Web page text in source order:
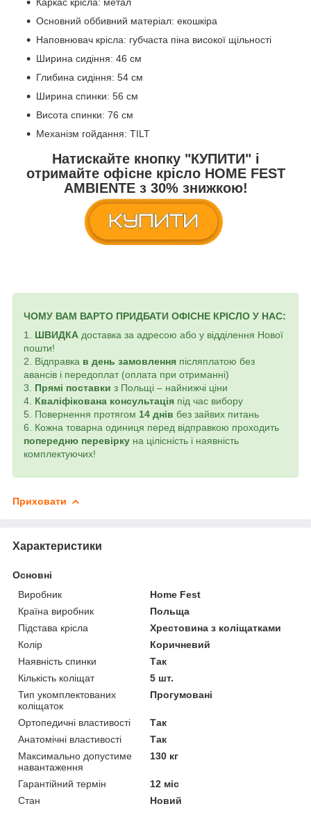
Основний оббивний матеріал: екошкіра
Наповнювач крісла: губчаста піна високої щільності
Ширина сидіння: 46 см
Глибина сидіння: 54 см
Ширина спинки: 56 см
Висота спинки: 76 см
Механізм гойдання: TILT
Натискайте кнопку "КУПИТИ" і
отримайте офісне крісло HOME FEST
AMBIENTE з 30% знижкою!
ЧОМУ ВАМ ВАРТО ПРИДБАТИ ОФІСНЕ КРІСЛО У НАС:
1. ШВИДКА доставка за адресою або у відділення Нової
пошти!
2. Відправка в день замовлення післяплатою без
авансів і передоплат (оплата при отриманні)
3. Прямі поставки з Польщі – найнижчі ціни
4. Кваліфікована консультація під час вибору
5. Повернення протягом 14 днів без зайвих питань
6. Кожна товарна одиниця перед відправкою проходить
попередню перевірку на цілісність і наявність
комплектуючих!
Приховати
Характеристики
Основні
Виробник
Home Fest
Країна виробник
Польща
Підстава крісла
Хрестовина з коліщатками
Колір
Коричневий
Наявність спинки
Так
Кількість коліщат
5 шт.
Тип укомплектованих
коліщаток
Прогумовані
Ортопедичні властивості
Так
Анатомічні властивості
Так
Максимально допустиме
навантаження
130 кг
Гарантійний термін
12 міс
Стан
Новий